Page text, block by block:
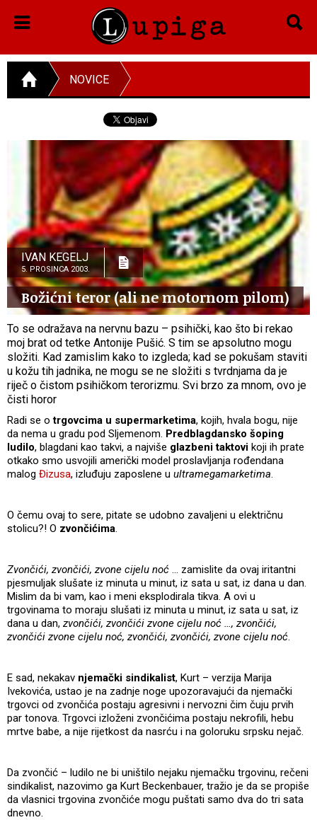
NOVICE
IVAN KEGELJ
5. PROSINCA 2003.
Božićni teror (ali ne motornom pilom)
To se odražava na nervnu bazu – psihički, kao što bi rekao
moj brat od tetke Antonije Pušić. S tim se apsolutno mogu
složiti. Kad zamislim kako to izgleda; kad se pokušam staviti
u kožu tih jadnika, ne mogu se ne složiti s tvrdnjama da je
riječ o čistom psihičkom terorizmu. Svi brzo za mnom, ovo je
čisti horor
Radi se otrgovcima u supermarketima, kojih, hvala bogu, nije
da nema u gradu pod Sljemenom. Predblagdansko šoping
ludilo, blagdani kao takvi, a najviše glazbeni taktovi koji ih prate
otkako smo usvojili američki model proslavljanja rođendana
malog Đizusa, izluđuju zaposlene u ultramegamarketima.
O čemu ovaj to sere, pitate se udobno zavaljeni u električnu
stolicu?! O zvončićima.
Zvončići, zvončići, zvone cijelu noć … zamislite da ovaj iritantni
pjesmuljak slušate iz minuta u minut, iz sata u sat, iz dana u dan.
Mislim da bi vam, kao i meni eksplodirala tikva. A ovi u
trgovinama to moraju slušati iz minuta u minut, iz sata u sat, iz
dana u dan, zvončići, zvončići zvone cijelu noć …, zvončići,
zvončići zvone cijelu noć, zvončići, zvončići, zvone cijelu noć.
E sad, nekakav njemački sindikalist, Kurt – verzija Marija
Ivekovića, ustao je na zadnje noge upozoravajući da njemački
trgovci od zvončića postaju agresivni i nervozni čim čuju prvih
par tonova. Trgovci izloženi zvončićima postaju nekrofili, hebu
mrtve babe, a nije rijetkost da nasrću i na goloruku srpsku nejač.
Da zvončić – ludilo ne bi uništilo nejaku njemačku trgovinu, rečeni
sindikalist, nazovimo ga Kurt Beckenbauer, tražio je da se propiše
da vlasnici trgovina zvončiće mogu puštati samo dva do tri sata
dnevno.